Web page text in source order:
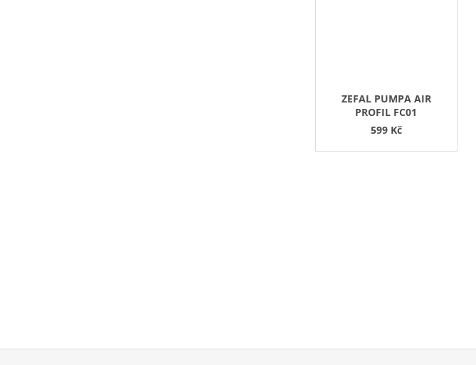
ZEFAL PUMPA AIR
PROFIL FC01
599 Kč